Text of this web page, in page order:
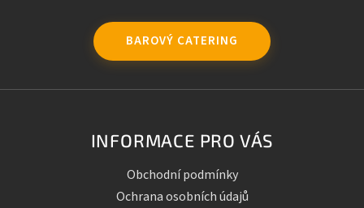
BAROVÝ CATERING
INFORMACE PRO VÁS
Obchodní podmínky
Ochrana osobních údajů